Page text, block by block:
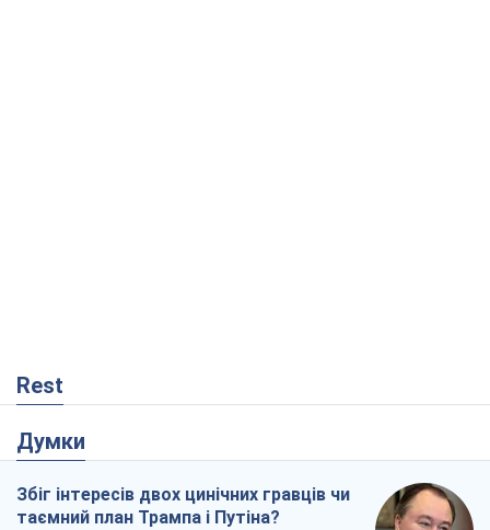
Rest
Думки
Збіг інтересів двох цинічних гравців чи
таємний план Трампа і Путіна?